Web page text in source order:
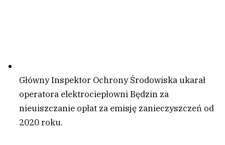
Główny Inspektor Ochrony Środowiska ukarał
operatora elektrociepłowni Będzin za
nieuiszczanie opłat za emisję zanieczyszczeń od
2020 roku.